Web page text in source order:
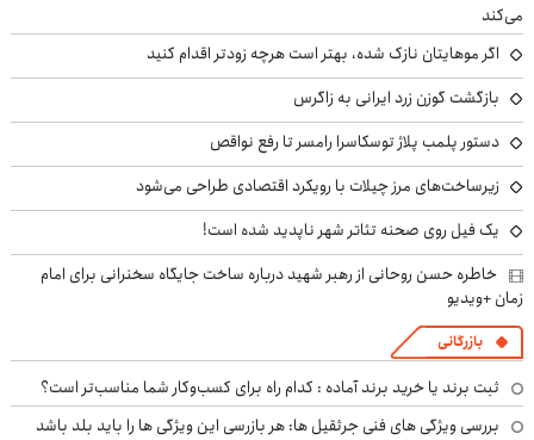
می‌کند
اگر موهایتان نازک شده، بهتر است هرچه زودتر اقدام کنید
بازگشت گوزن زرد ایرانی به زاگرس
دستور پلمب پلاژ توسکاسرا رامسر تا رفع نواقص
زیرساخت‌های مرز چیلات با رویکرد اقتصادی طراحی می‌شود
یک فیل روی صحنه تئاتر شهر ناپدید شده است!
خاطره حسن روحانی از رهبر شهید درباره ساخت جایگاه سخنرانی برای امام
زمان +ویدیو
بازرگانی
ثبت برند یا خرید برند آماده : کدام راه برای کسب‌وکار شما مناسب‌تر است؟
بررسی ویژگی های فنی جرثقیل ها: هر بازرسی این ویژگی ها را باید بلد باشد